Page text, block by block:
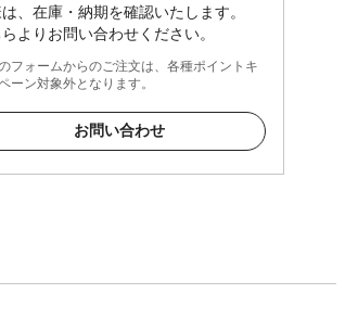
、在庫・納期を確認いたします。
よりお問い合わせください。
フォームからのご注文は、各種ポイントキ
ーン対象外となります。
お問い合わせ